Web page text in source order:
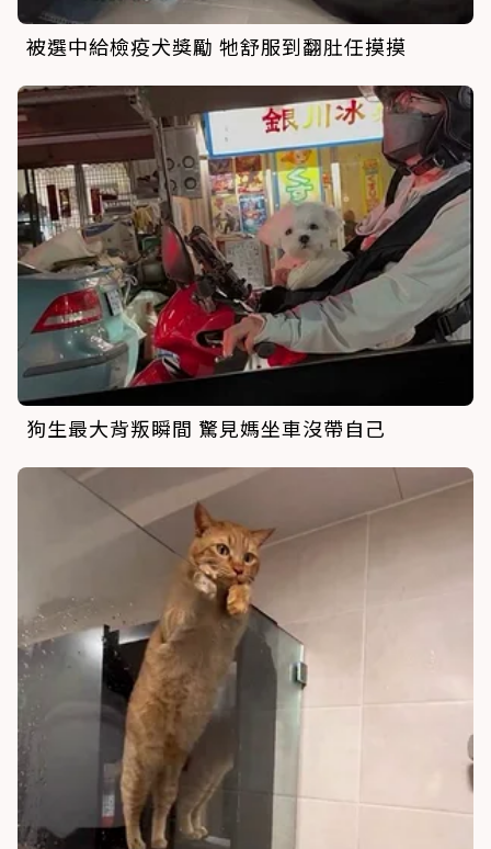
被選中給檢疫犬獎勵 牠舒服到翻肚任摸摸
狗生最大背叛瞬間 驚見媽坐車沒帶自己